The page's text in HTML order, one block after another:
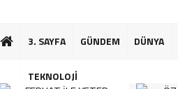
16:56 -
3. SAYFA GÜNDEM DÜNYA
TEKNOLOJİ